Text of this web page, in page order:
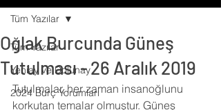
Tüm Yazılar
Yeniay ve Dolunay
2024 Burç Yorumları
Tüm Yazılar
Oğlak Burcunda Güneş
Tutulması - 26 Aralık 2019
Tutulmalar, her zaman insanoğlunu
korkutan temalar olmuştur. Güneş